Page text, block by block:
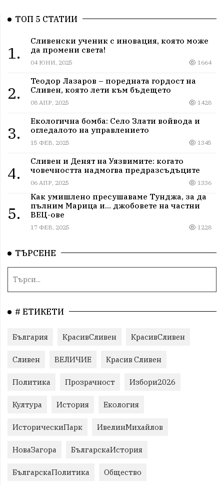
ТОП 5 СТАТИИ
1.
Сливенски ученик с иновация, която може
да промени света!
04 ЮНИ, 2025 1664
2.
Теодор Лазаров – поредната гордост на
Сливен, която лети към бъдещето
08 АПР, 2025 1428
3.
Екологична бомба: Село Злати войвода и
огледалото на управлението
15 ФЕВ, 2025 1345
4.
Сливен и Денят на Уязвимите: когато
човечността надмогва предразсъдъците
06 АПР, 2025 1336
5.
Как умишлено пресушаваме Тунджа, за да
пълним Марица и… джобовете на частни
ВЕЦ-ове
17 ФЕВ, 2025 1228
ТЪРСЕНЕ
# ЕТИКЕТИ
България КрасивСливен КрасивСливен
Сливен ВЕЛИЧИЕ Красив Сливен
Политика Прозрачност Избори2026
Култура История Екология
ИсторическиПарк ИвелинМихайлов
НоваЗагора БългарскаИстория
БългарскаПолитика Общество